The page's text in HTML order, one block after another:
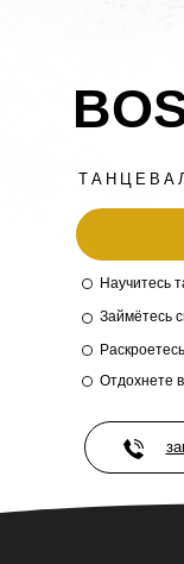
Научитесь
Займётесь
Отдохнете